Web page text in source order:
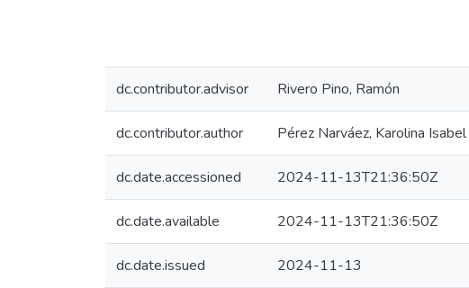
dc.contributor.advisor Rivero Pino, Ramón
dc.contributor.author Pérez Narváez, Karolina Isabel
dc.date.accessioned 2024-11-13T21:36:50Z
dc.date.available 2024-11-13T21:36:50Z
dc.date.issued 2024-11-13